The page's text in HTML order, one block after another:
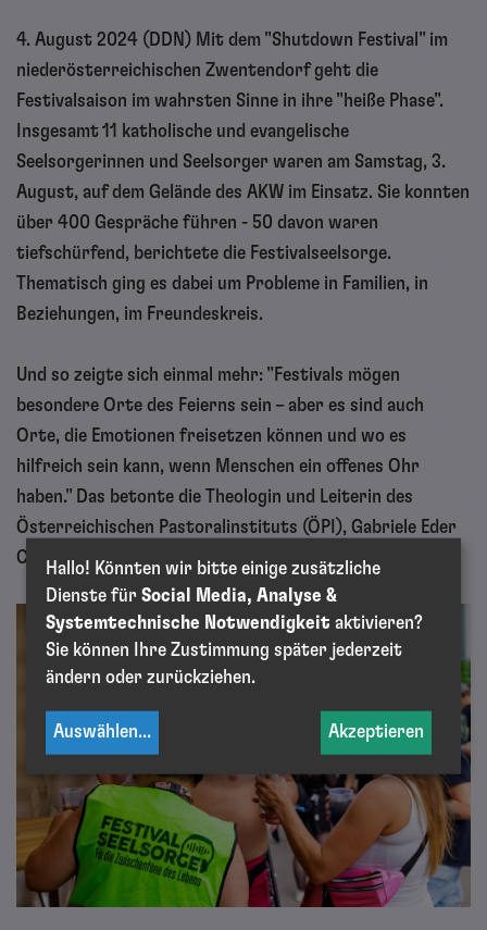
4. August 2024 (DDN) Mit dem "Shutdown Festival" im
niederösterreichischen Zwentendorf geht die
Festivalsaison im wahrsten Sinne in ihre "heiße Phase".
Insgesamt 11 katholische und evangelische
Seelsorgerinnen und Seelsorger waren am Samstag, 3.
August, auf dem Gelände des AKW im Einsatz. Sie konnten
über 400 Gespräche führen - 50 davon waren
tiefschürfend, berichtete die Festivalseelsorge.
Thematisch ging es dabei um Probleme in Familien, in
Beziehungen, im Freundeskreis.
Und so zeigte sich einmal mehr: "Festivals mögen
besondere Orte des Feierns sein – aber es sind auch
Orte, die Emotionen freisetzen können und wo es
hilfreich sein kann, wenn Menschen ein offenes Ohr
haben." Das betonte die Theologin und Leiterin des
Österreichischen Pastoralinstituts (ÖPI), Gabriele Eder
Cakl.
Hallo! Könnten wir bitte einige zusätzliche
Dienste für Social Media, Analyse &
Systemtechnische Notwendigkeit aktivieren?
Sie können Ihre Zustimmung später jederzeit
ändern oder zurückziehen.
Auswählen... Akzeptieren